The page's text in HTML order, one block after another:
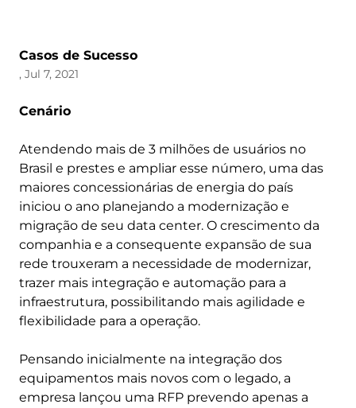
Casos de Sucesso
, Jul 7, 2021
Cenário
Atendendo mais de 3 milhões de usuários no
Brasil e prestes e ampliar esse número, uma das
maiores concessionárias de energia do país
iniciou o ano planejando a modernização e
migração de seu data center. O crescimento da
companhia e a consequente expansão de sua
rede trouxeram a necessidade de modernizar,
trazer mais integração e automação para a
infraestrutura, possibilitando mais agilidade e
flexibilidade para a operação.
Pensando inicialmente na integração dos
equipamentos mais novos com o legado, a
empresa lançou uma RFP prevendo apenas a